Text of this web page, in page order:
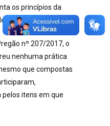
os princípios da
nº 207/2017, o
nenhuma prática
que compostas
itens em que